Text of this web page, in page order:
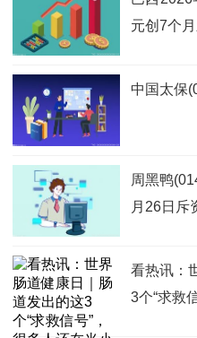
元创7个
中国太保
周黑鸭
月26日斥
看热讯：
3个“求救